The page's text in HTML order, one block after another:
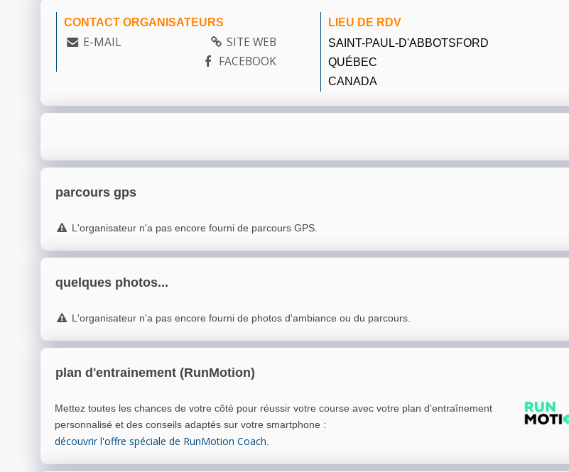
CONTACT ORGANISATEURS
E-MAIL
SITE WEB
FACEBOOK
LIEU DE RDV
SAINT-PAUL-D'ABBOTSFORD
QUÉBEC
CANADA
parcours gps
L'organisateur n'a pas encore fourni de parcours GPS.
quelques photos...
L'organisateur n'a pas encore fourni de photos d'ambiance ou du parcours.
plan d'entrainement (RunMotion)
Mettez toutes les chances de votre côté pour réussir votre course avec votre plan d'entraînement
personnalisé et des conseils adaptés sur votre smartphone :
découvrir l'offre spéciale de RunMotion Coach.